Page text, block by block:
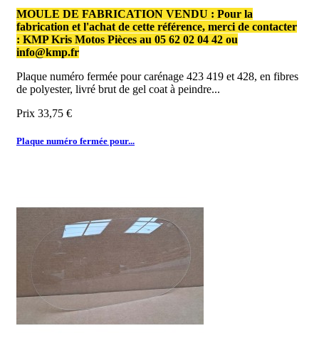
MOULE DE FABRICATION VENDU : Pour la
fabrication et l'achat de cette référence, merci de contacter
: KMP Kris Motos Pièces au 05 62 02 04 42 ou
info@kmp.fr
Plaque numéro fermée pour carénage 423 419 et 428, en fibres
de polyester, livré brut de gel coat à peindre...
Prix 33,75 €
Plaque numéro fermée pour...